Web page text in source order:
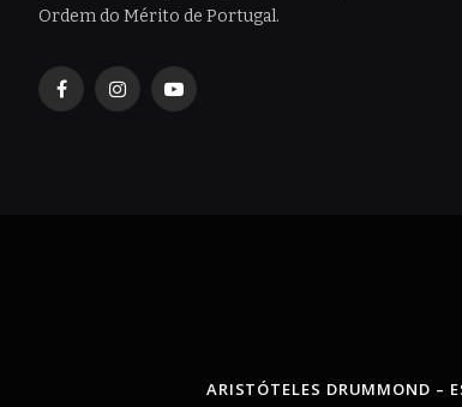
Ordem do Mérito de Portugal.
FacebookInstagramYouTube
ARISTÓTELES DRUMMOND –